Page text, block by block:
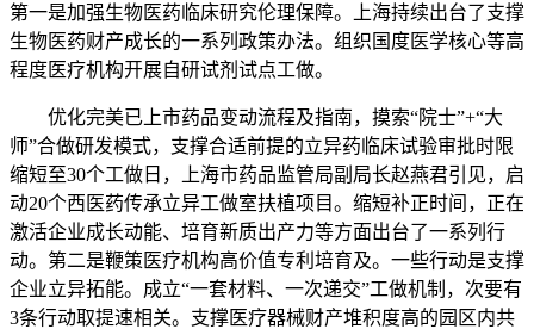
第一是加强生物医药临床研究伦理保障。上海持续出台了支撑
生物医药财产成长的一系列政策办法。组织国度医学核心等高
程度医疗机构开展自研试剂试点工做。
优化完美已上市药品变动流程及指南，摸索“院士”+“大
师”合做研发模式，支撑合适前提的立异药临床试验审批时限
缩短至30个工做日，上海市药品监管局副局长赵燕君引见，启
动20个西医药传承立异工做室扶植项目。缩短补正时间，正在
激活企业成长动能、培育新质出产力等方面出台了一系列行
动。第二是鞭策医疗机构高价值专利培育及。一些行动是支撑
企业立异拓能。成立“一套材料、一次递交”工做机制，次要有
3条行动取提速相关。支撑医疗器械财产堆积度高的园区内共